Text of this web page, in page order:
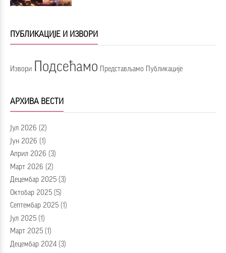
ПУБЛИКАЦИЈЕ И ИЗВОРИ
Извори Подсећамо Представљамо Публикације
АРХИВА ВЕСТИ
Јул 2026 (2)
Јун 2026 (1)
Април 2026 (3)
Март 2026 (2)
Децембар 2025 (3)
Октобар 2025 (5)
Септембар 2025 (1)
Јул 2025 (1)
Март 2025 (1)
Децембар 2024 (3)